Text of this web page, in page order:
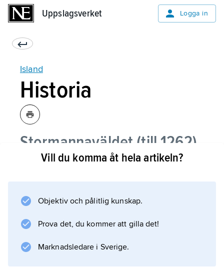
Uppslagsverket Logga in
Island
Historia
Stormannaväldet (till 1262)
Under den danska kronan
Vill du komma åt hela artikeln?
Objektiv och pålitlig kunskap.
Prova det, du kommer att gilla det!
Marknadsledare i Sverige.